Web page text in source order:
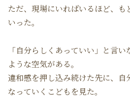
ただ、現場にいればいるほど、も
いった。
「自分らしくあっていい」と言
ような空気がある。
違和感を押し込み続けた先に、自
なっていくこどもを見た。